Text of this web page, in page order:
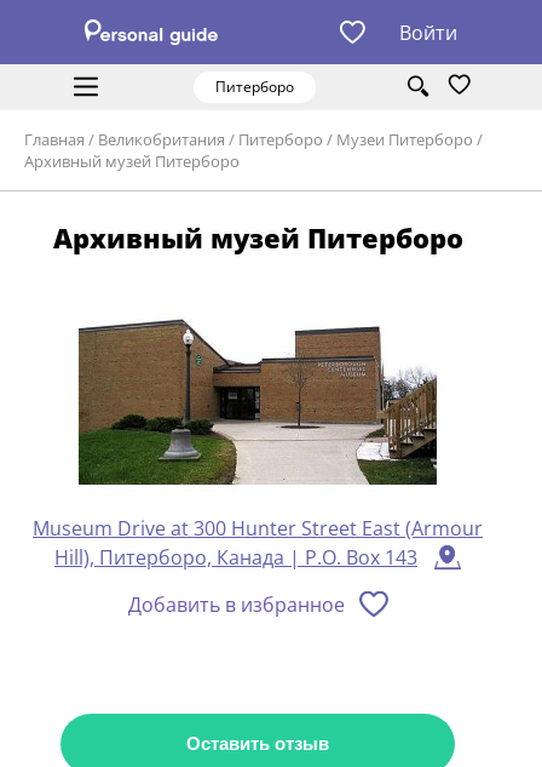
Войти
Питерборо
Главная / Великобритания / Питерборо / Музеи Питерборо /
Архивный музей Питерборо
Архивный музей Питерборо
Museum Drive at 300 Hunter Street East (Armour
Hill), Питерборо, Канада | P.O. Box 143
Добавить в избранное
Оставить отзыв